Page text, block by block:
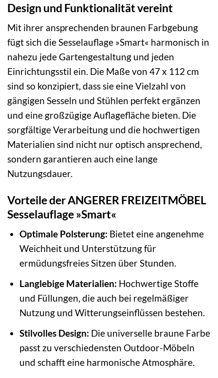
Design und Funktionalität vereint
Mit ihrer ansprechenden braunen Farbgebung
fügt sich die Sesselauflage »Smart« harmonisch in
nahezu jede Gartengestaltung und jeden
Einrichtungsstil ein. Die Maße von 47 x 112 cm
sind so konzipiert, dass sie eine Vielzahl von
gängigen Sesseln und Stühlen perfekt ergänzen
und eine großzügige Auflagefläche bieten. Die
sorgfältige Verarbeitung und die hochwertigen
Materialien sind nicht nur optisch ansprechend,
sondern garantieren auch eine lange
Nutzungsdauer.
Vorteile der ANGERER FREIZEITMÖBEL
Sesselauflage »Smart«
Optimale Polsterung: Bietet eine angenehme
Weichheit und Unterstützung für
ermüdungsfreies Sitzen über Stunden.
Langlebige Materialien: Hochwertige Stoffe
und Füllungen, die auch bei regelmäßiger
Nutzung und Witterungseinflüssen bestehen.
Stilvolles Design: Die universelle braune Farbe
passt zu verschiedensten Outdoor-Möbeln
und schafft eine harmonische Atmosphäre.